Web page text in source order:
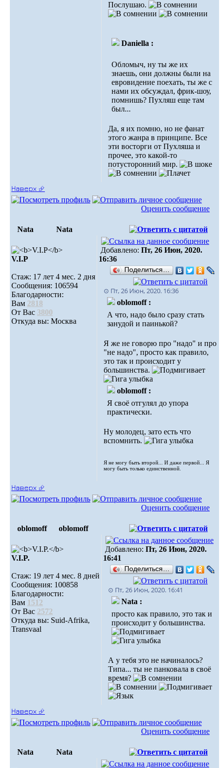
Послушаю.
Daniella :
Обломыч, ну ты же их
знаешь, они должны были на
евровидение поехать, ты же с
нами их обсуждал, фрик-шоу,
помнишь? Пухляш еще там
был...
Да, я их помню, но не фанат
этого жанра в принципе. Все
эти восторги от Пухляша и
прочее, это какой-то
потусторонний мир.
Наверх ⮵
Оценить сообщение
Nata Nata
V.I.Р
Стаж: 17 лет 4 мес. 2 дня
Сообщения: 106594
Благодарности:
Вам 2818
От Вас 3800
Откуда вы: Москва
Добавлено: Пт, 26 Июн, 2020.
16:36
Поделиться…
⊙ Пт, 26 Июн, 2020. 16:36
oblomoff :
А что, надо было сразу стать
занудой и паинькой?
Я же не говорю про "надо" и про
"не надо", просто как правило,
это так и происходит у
большинства.
oblomoff :
Я своё отгулял до упора
практически.
Ну молодец, зато есть что
вспомнить.
Я не могу быть второй... И даже первой... Я
могу быть только единственной.
Наверх ⮵
Оценить сообщение
oblomoff oblomoff
V.I.P.
Стаж: 19 лет 4 мес. 8 дней
Сообщения: 100858
Благодарности:
Вам 1512
От Вас 2572
Откуда вы: Suid-Afrika,
Transvaal
Добавлено: Пт, 26 Июн, 2020.
16:41
Поделиться…
⊙ Пт, 26 Июн, 2020. 16:41
Nata :
просто как правило, это так и
происходит у большинства.
А у тебя это не начиналось?
Типа... ты не панковала в своё
время?
Наверх ⮵
Оценить сообщение
Nata Nata